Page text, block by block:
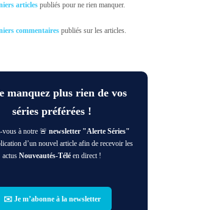
articles publiés pour ne rien manquer.
commentaires publiés sur les articles.
manquez plus rien de vos
séries préférées !
vous à notre 🚨newsletter "Alerte Séries"
d’un nouvel article afin de recevoir les
actusNouveautés-Télé en direct !
✉️ Je m’abonne à la newsletter